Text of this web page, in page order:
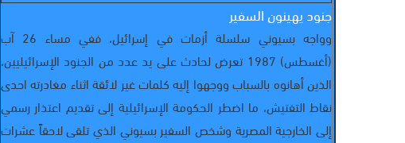
جنود يهينون السفير
وواجه بسيوني سلسلة أزمات في إسرائيل، ففي مساء 26 آب
(أغسطس) 1987 تعرض لحادث على يد عدد من الجنود الإسرائيليين،
الذين أهانوه بالسباب ووجهوا إليه كلمات غير لائقة اثناء مغادرته احدى
نقاط التفتيش، ما اضطر الحكومة الإسرائيلية إلى تقديم اعتذار رسمي
إلى الخارجية المصرية وشخص السفير بسيوني الذي تلقى لاحقاً عشرات